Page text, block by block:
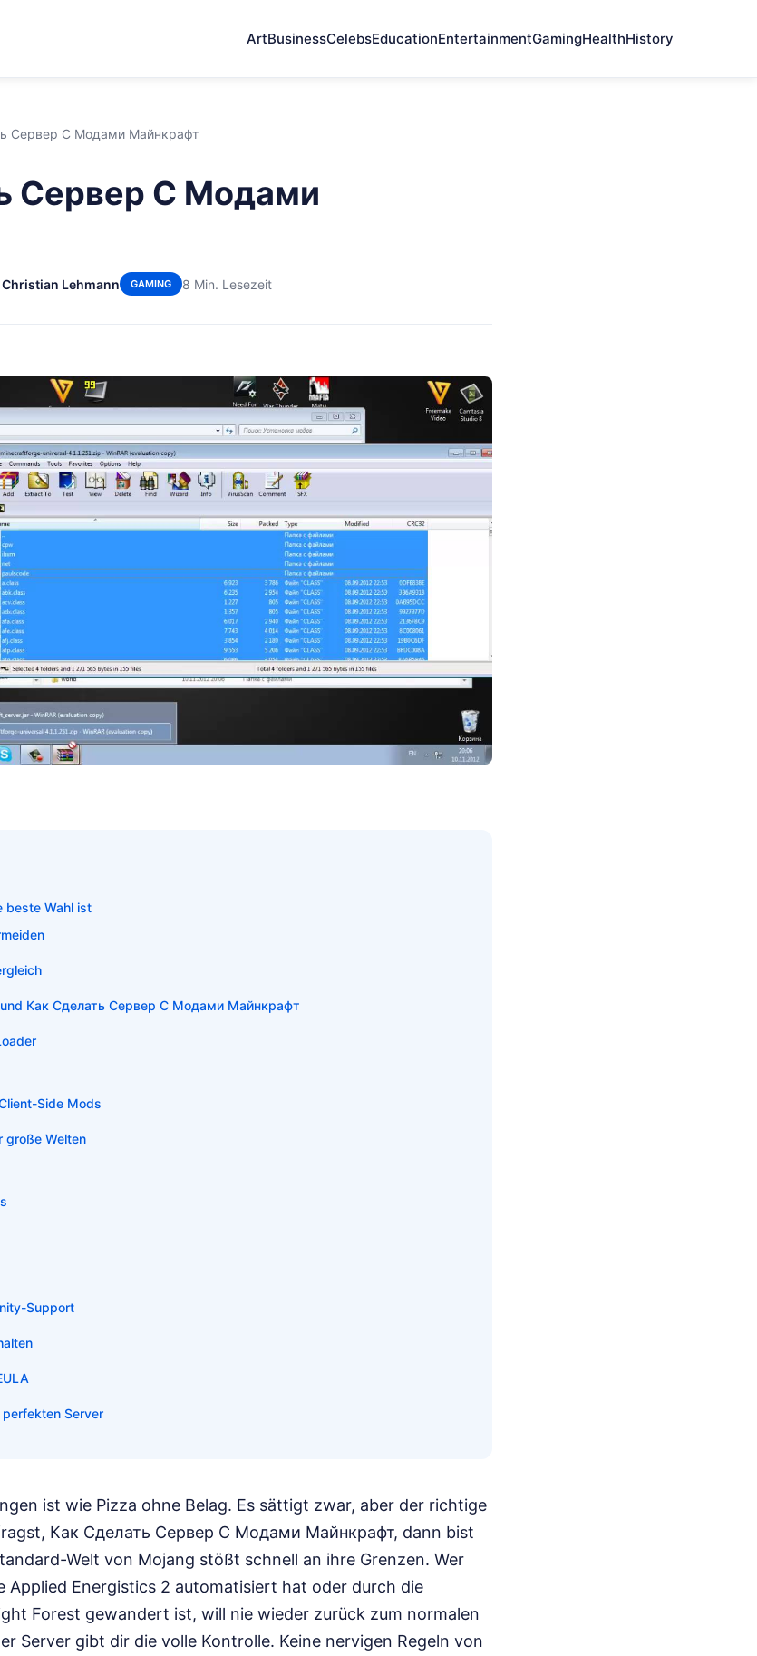
ArtBusinessCelebsEducationEntertainmentGamingHealthHistory
Сервер С Модами Майнкрафт
Сервер С Модами
Christian Lehmann GAMING 8 Min. Lesezeit
beste Wahl ist
Как Сделать Сервер С Модами Майнкрафт
Side Mods
große Welten
Support
Server
ist wie Pizza ohne Belag. Es sättigt zwar, aber der richtige
Как Сделать Сервер С Модами Майнкрафт, dann bist
Welt von Mojang stößt schnell an ihre Grenzen. Wer
Applied Energistics 2 automatisiert hat oder durch die
Forest gewandert ist, will nie wieder zurück zum normalen
Server gibt dir die volle Kontrolle. Keine nervigen Regeln von